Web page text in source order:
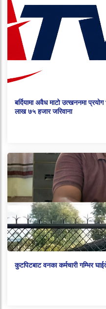
बर्दियामा अवैध माटो उत्खननमा
लाख ७५ हजार जरिवाना
कुटपिटबाट वनका कर्मचारी गम्भिर